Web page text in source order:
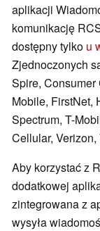
aplikacji
komunikację
dostępny tylko u
Zjednoczonych
Spire,
Mobile, FirstNet,
Spectrum, T-
Cellular,
Aby korzystać z
dodatkowej
zintegrowana z
wysyła